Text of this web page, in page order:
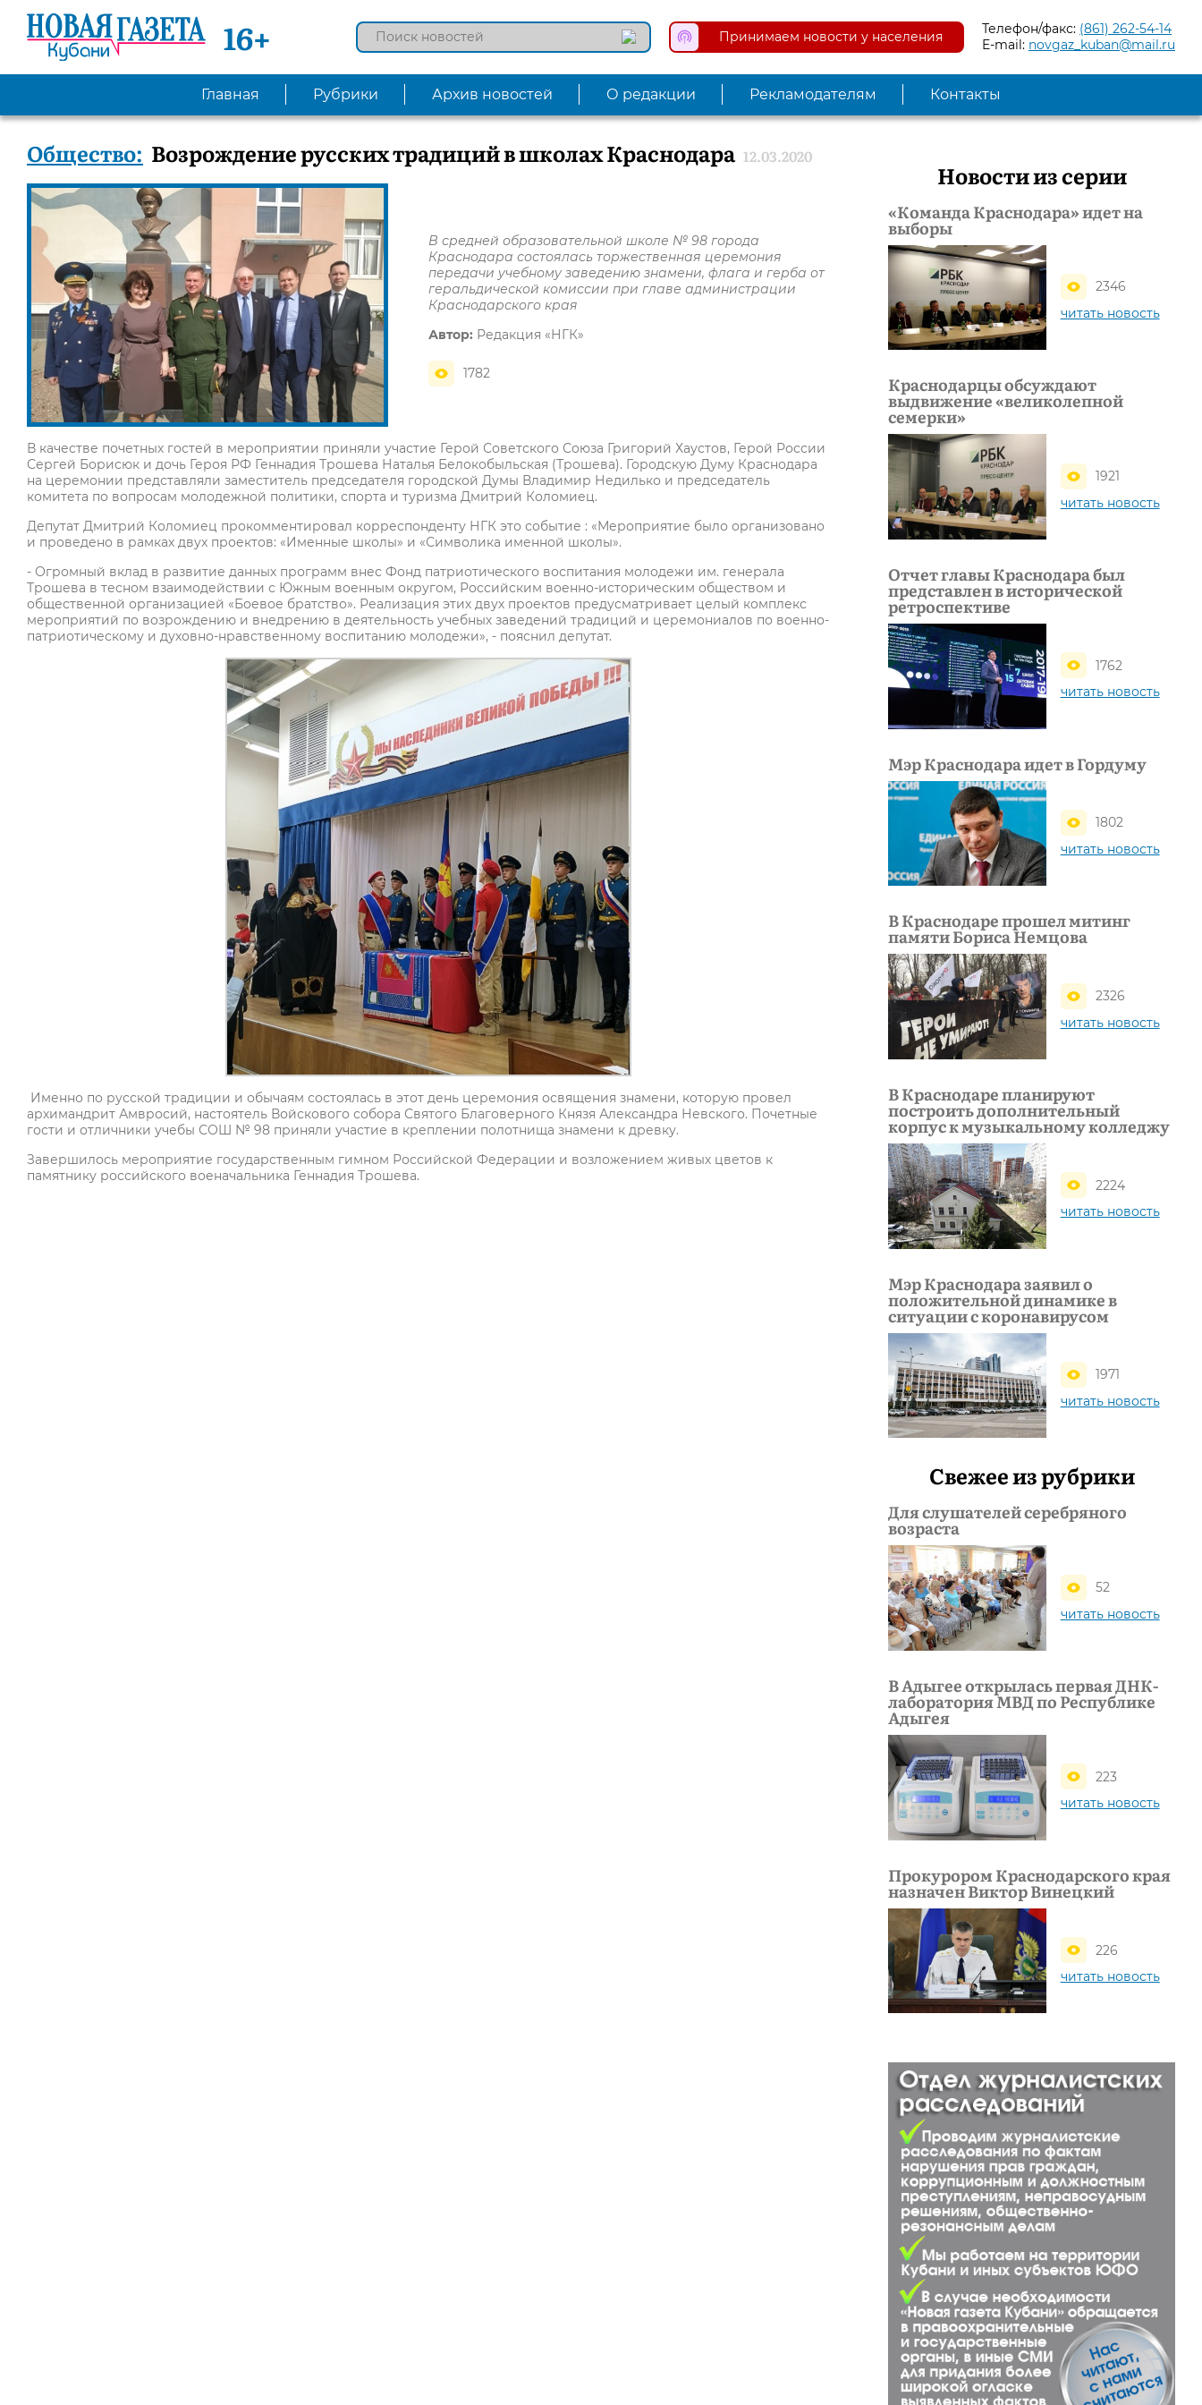
16+ Принимаем новости у населения Телефон/факс: (861) 262-54-14
E-mail: novgaz_kuban@mail.ru
Главная Рубрики Архив новостей О редакции Рекламодателям Контакты
Общество: Возрождение русских традиций в школах Краснодара 12.03.2020
В средней образовательной школе № 98 города
Краснодара состоялась торжественная церемония
передачи учебному заведению знамени, флага и герба от
геральдической комиссии при главе администрации
Краснодарского края
Автор: Редакция «НГК»
1782
В качестве почетных гостей в мероприятии приняли участие Герой Советского Союза Григорий Хаустов, Герой России
Сергей Борисюк и дочь Героя РФ Геннадия Трошева Наталья Белокобыльская (Трошева). Городскую Думу Краснодара
на церемонии представляли заместитель председателя городской Думы Владимир Недилько и председатель
комитета по вопросам молодежной политики, спорта и туризма Дмитрий Коломиец.
Депутат Дмитрий Коломиец прокомментировал корреспонденту НГК это событие : «Мероприятие было организовано
и проведено в рамках двух проектов: «Именные школы» и «Символика именной школы».
- Огромный вклад в развитие данных программ внес Фонд патриотического воспитания молодежи им. генерала
Трошева в тесном взаимодействии с Южным военным округом, Российским военно-историческим обществом и
общественной организацией «Боевое братство». Реализация этих двух проектов предусматривает целый комплекс
мероприятий по возрождению и внедрению в деятельность учебных заведений традиций и церемониалов по военно-
патриотическому и духовно-нравственному воспитанию молодежи», - пояснил депутат.
Именно по русской традиции и обычаям состоялась в этот день церемония освящения знамени, которую провел
архимандрит Амвросий, настоятель Войскового собора Святого Благоверного Князя Александра Невского. Почетные
гости и отличники учебы СОШ № 98 приняли участие в креплении полотнища знамени к древку.
Завершилось мероприятие государственным гимном Российской Федерации и возложением живых цветов к
памятнику российского военачальника Геннадия Трошева.
Новости из серии
«Команда Краснодара» идет на
выборы
2346
читать новость
Краснодарцы обсуждают
выдвижение «великолепной
семерки»
1921
читать новость
Отчет главы Краснодара был
представлен в исторической
ретроспективе
1762
читать новость
Мэр Краснодара идет в Гордуму
1802
читать новость
В Краснодаре прошел митинг
памяти Бориса Немцова
2326
читать новость
В Краснодаре планируют
построить дополнительный
корпус к музыкальному колледжу
2224
читать новость
Мэр Краснодара заявил о
положительной динамике в
ситуации с коронавирусом
1971
читать новость
Свежее из рубрики
Для слушателей серебряного
возраста
52
читать новость
В Адыгее открылась первая ДНК-
лаборатория МВД по Республике
Адыгея
223
читать новость
Прокурором Краснодарского края
назначен Виктор Винецкий
226
читать новость